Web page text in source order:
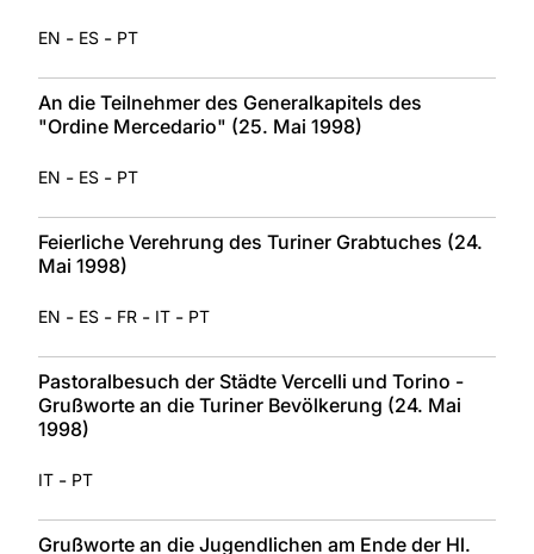
EN - ES - PT
An die Teilnehmer des Generalkapitels des
"Ordine Mercedario" (25. Mai 1998)
EN - ES - PT
Feierliche Verehrung des Turiner Grabtuches (24.
Mai 1998)
EN - ES - FR - IT - PT
Pastoralbesuch der Städte Vercelli und Torino -
Grußworte an die Turiner Bevölkerung (24. Mai
1998)
IT - PT
Grußworte an die Jugendlichen am Ende der Hl.